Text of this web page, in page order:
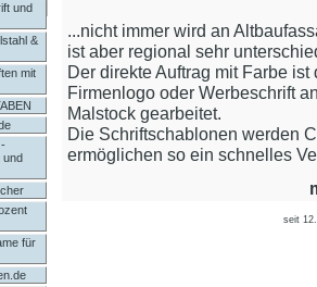
und
&
mit
und
für
...nicht immer wird an
ist aber regional sehr
Der direkte Auftrag mit Farbe
Firmenlogo oder Werbeschrift
Malstock gearbeitet.
Die Schriftschablonen werden
ermöglichen so ein schnelles
seit